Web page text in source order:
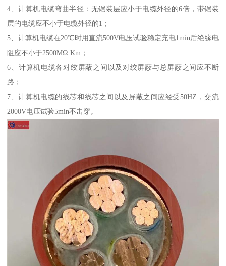
4、计算机电缆弯曲半径：无铠装层应小于电缆外径的6倍，带铠装
层的电缆应不小于电缆外径的1；
5、计算机电缆在20℃时用直流500V电压试验稳定充电1min后绝缘电
阻应不小于2500MΩ·Km；
6、计算机电缆各对绞屏蔽之间以及对绞屏蔽与总屏蔽之间应不断
路；
7、计算机电缆的线芯和线芯之间以及屏蔽之间应经受50HZ，交流
2000V电压试验5min不击穿。